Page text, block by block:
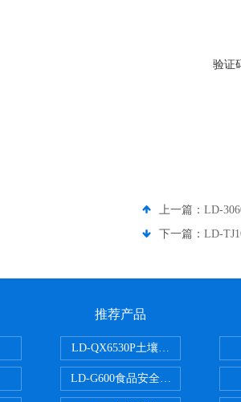
验证
上一篇： LD-
下一篇： LD-
推荐产品
LD-QX6530P土壤氧化还原电位检
LD-G600食品安全检测仪